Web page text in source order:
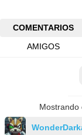
COMENTARIOS
AMIGOS
Mostrando